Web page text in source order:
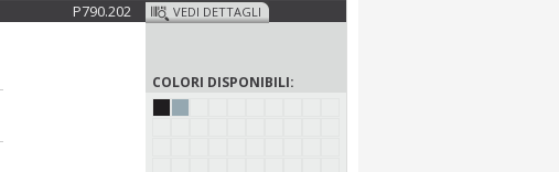
P790.202 VEDI DETTAGLI
COLORI DISPONIBILI: